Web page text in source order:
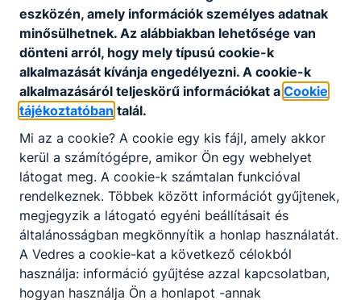
sikeres teljesítését követően.
Minden iskolában más a képzés?
Az egyes iskolai, helyi szakmai programok az
óraszámok és a struktúra tekintetében
némileg eltérhetnek egymástól, de a szakmai
oktatásnak minden esetben meg kell felelnie a
Képzési és Kimeneteli Követelményekben
meghatározott tartalmaknak. Az új
szakképzési rendszerben a duális képzőhely a
szakképző intézménnyel közösen felel a
szakmai vizsgára való felkészítésért. Az
eszközén, amely információk személyes adatnak
minősülhetnek. Az alábbiakban lehetősége van
dönteni arról, hogy mely típusú cookie-k
alkalmazását kívánja engedélyezni. A cookie-k
alkalmazásáról teljeskörű információkat a Cookie
tájékoztatóban talál.
Mi az a cookie? A cookie egy kis fájl, amely akkor
kerül a számítógépre, amikor Ön egy webhelyet
látogat meg. A cookie-k számtalan funkcióval
rendelkeznek. Többek között információt gyűjtenek,
megjegyzik a látogató egyéni beállításait és
általánosságban megkönnyítik a honlap használatát.
A Vedres a cookie-kat a következő célokból
használja: információ gyűjtése azzal kapcsolatban,
hogyan használja Ön a honlapot -annak